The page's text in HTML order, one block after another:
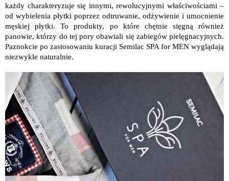
każdy charakteryzuje się innymi, rewolucyjnymi właściwościami –
od wybielenia płytki poprzez odtruwanie, odżywienie i umocnienie
męskiej płytki. To produkty, po które chętnie sięgną również
panowie, którzy do tej pory obawiali się zabiegów pielęgnacyjnych.
Paznokcie po zastosowaniu kuracji Semilac SPA for MEN wyglądają
niezwykle naturalnie.